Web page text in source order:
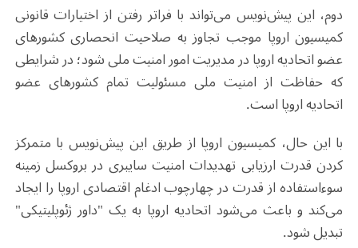
دوم، این پیش‌نویس می‌تواند با فراتر رفتن از اختیارات قانونی
کمیسیون اروپا موجب تجاوز به صلاحیت انحصاری کشورهای
عضو اتحادیه اروپا در مدیریت امور امنیت ملی شود؛ در شرایطی
که حفاظت از امنیت ملی مسئولیت تمام کشورهای عضو
اتحادیه اروپا است.
با این حال، کمیسیون اروپا از طریق این پیش‌نویس با متمرکز
کردن قدرت ارزیابی تهدیدات امنیت سایبری در بروکسل زمینه
سوءاستفاده از قدرت در چهارچوب ادغام اقتصادی اروپا را ایجاد
می‌کند و باعث می‌شود اتحادیه اروپا به یک "داور ژئوپلیتیکی"
تبدیل شود.